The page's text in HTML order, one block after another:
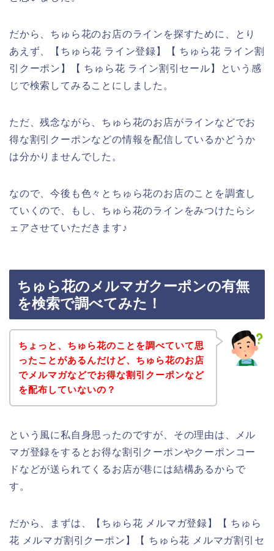
だから、ちゅら花のお店のラインを探すために、とり
あえず、【ちゅら花 ライン登録】【 ちゅら花 ライン割
引クーポン】【 ちゅら花 ライン割引セール】という感
じで検索してみることにしました。
ただ、残念ながら、ちゅら花のお店がラインなどでお
得な割引クーポンなどの情報を配信しているかどうか
は分かりませんでした。
なので、今後も色々とちゅら花のお店のことを調査し
ていくので、もし、ちゅら花のラインをみつけたらシ
ェアさせていただきます♪
ちゅら花のメルマガクーポンの有無
を検索で調べてみた！
ちょっと、ちゅら花のことを調べていて思
ったことがあるんだけど、ちゅら花のお店
でメルマガなどでお得な割引クーポンなど
を配布していないの？
という風に私自身思ったのですが、その理由は、メル
マガ登録をするとお得な割引クーポンやクーポンコー
ドなどが送られてくるお店が巷には結構あるからで
す。
だから、まずは、【ちゅら花 メルマガ登録】【 ちゅら
花 メルマガ割引クーポン】【 ちゅら花 メルマガ割引セ